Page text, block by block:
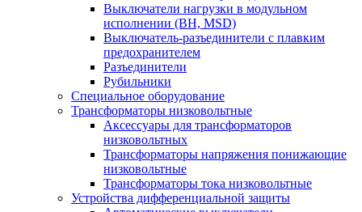
Выключатели нагрузки в модульном
исполнении (ВН, MSD)
Выключатель-разъединители с плавким
предохранителем
Разъединители
Рубильники
Специальное оборудование
Трансформаторы низковольтные
Аксессуары для трансформаторов
низковольтных
Трансформаторы напряжения понижающие
низковольтные
Трансформаторы тока низковольтные
Устройства дифференциальной защиты